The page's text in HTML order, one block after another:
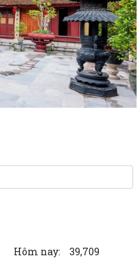
công tác sản xuất vụ Mùa
Nghị quyết thành lập Tổ dân
dân thành phố về thủ tục
Lãnh đạo UBND phường
Hôm nay: 39,709